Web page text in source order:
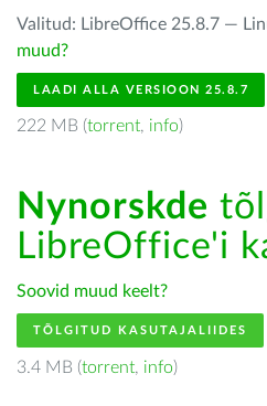
Valitud: LibreOffice 25.8.7 —
muud?
LAADI ALLA VERSIOON 25.8.7
222 MB (torrent, info)
Nynorskde
LibreOffice'i
Soovid muud keelt?
TÕLGITUD KASUTAJALIIDES
3.4 MB (torrent, info)